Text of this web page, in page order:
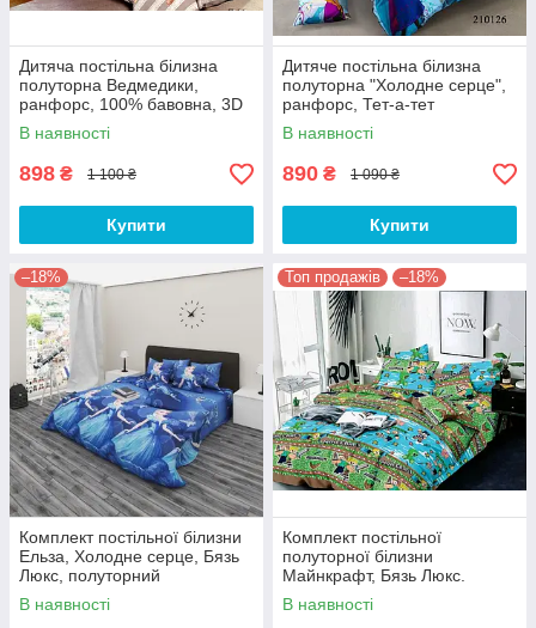
Дитяча постільна білизна
полуторна Ведмедики,
ранфорс, 100% бавовна, 3D
малюнок
В наявності
898 ₴ 1 100 ₴
Купити
Дитяче постільна білизна
полуторна "Холодне серце",
ранфорс, Тет-а-тет
В наявності
890 ₴ 1 090 ₴
Купити
–18%
Комплект постільної білизни
Ельза, Холодне серце, Бязь
Люкс, полуторний
В наявності
Топ продажів –18%
Комплект постільної
полуторної білизни
Майнкрафт, Бязь Люкс.
В наявності